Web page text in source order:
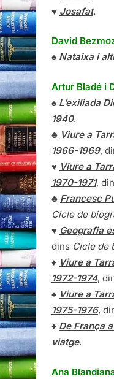
♥ Josafat.
David
♠ Nataixa i
Artur Bladé i
♠ L’exiliada
1940.
♣ Viure a
1966-1969,
♥ Viure a
1970-1971,
♣ Francesc
Cicle de
♥ Geografia
dins Cicle de
♦ Viure a
1972-1974,
♠ Viure a
1975-1976,
♦ De França
viatge.
Ana